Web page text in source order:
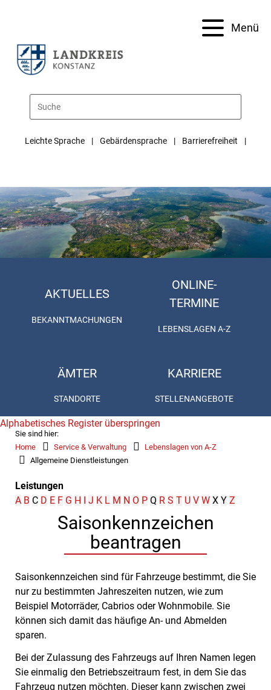
Menü
Leichte Sprache Gebärdensprache Barrierefreiheit
AKTUELLES
BEKANNTMACHUNGEN
ONLINE-
TERMINE
LEBENSLAGEN A-Z
ÄMTER
STANDORTE
KARRIERE
STELLENANGEBOTE
Sie sind hier:
Home
Service & Verwaltung
Lebenslagen von A-Z
Allgemeine Dienstleistungen
Leistungen
Alphabetisches Register überspringen
A B C D E F G H I J K L M N O P Q R S T U V W X Y Z
Saisonkennzeichen
beantragen
Saisonkennzeichen sind für Fahrzeuge bestimmt, die Sie
nur zu bestimmten Jahreszeiten nutzen, wie zum
Beispiel Motorräder, Cabrios oder Wohnmobile. Sie
können sich damit das häufige An- und Abmelden
sparen.
Bei der Zulassung des Fahrzeugs auf Ihren Namen legen
Sie einmalig den Betriebszeitraum fest, in dem Sie das
Fahrzeug nutzen möchten. Dieser kann zwischen zwei